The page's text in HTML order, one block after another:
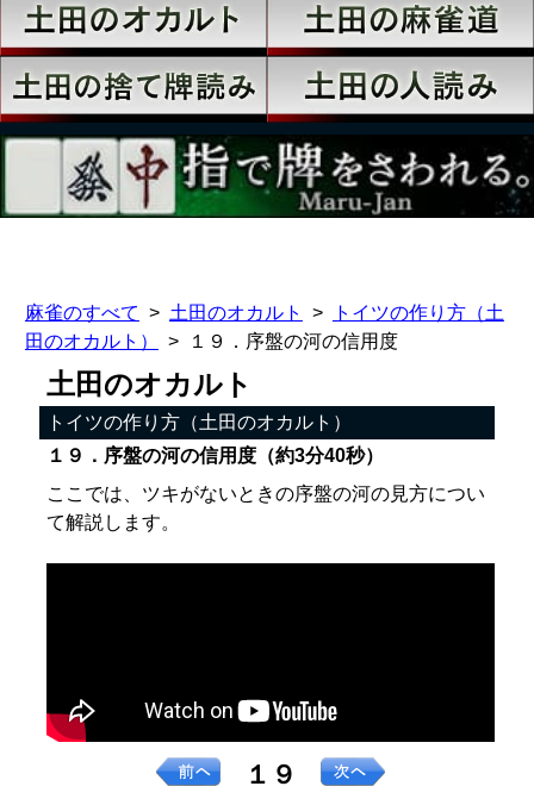
麻雀のすべて 土田のオカルト
トイツの作り方（土
田のオカルト）
１９．序盤の河の信用度
土田のオカルト
トイツの作り方（土田のオカルト）
１９．序盤の河の信用度（約3分40秒）
ここでは、ツキがないときの序盤の河の見方につい
て解説します。
１９